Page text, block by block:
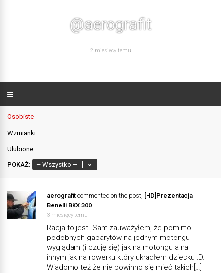
@aerografit
2 miesięcy temu
Osobiste
Wzmianki
Ulubione
POKAŻ:
aerografit commented on the post, [HD]Prezentacja
Benelli BKX 300
3 miesięcy temu
Racja to jest. Sam zauważyłem, że pomimo
podobnych gabarytów na jednym motongu
wyglądam (i czuję się) jak na motongu a na
innym jak na rowerku który ukradłem dziecku :D.
Wiadomo też że nie powinno się mieć takich[…]